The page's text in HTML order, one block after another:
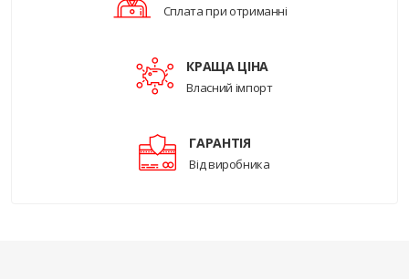
Сплата при отриманні
КРАЩА ЦІНА
Власний імпорт
ГАРАНТІЯ
Від виробника